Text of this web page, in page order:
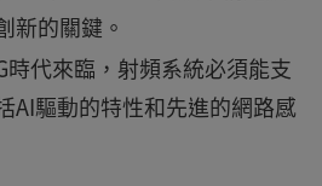
新的關鍵。
時代來臨，射頻系統必須能支
AI驅動的特性和先進的網路感